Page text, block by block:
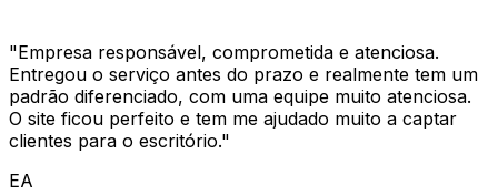
"Empresa responsável, comprometida e atenciosa.
Entregou o serviço antes do prazo e realmente tem um
padrão diferenciado, com uma equipe muito atenciosa.
O site ficou perfeito e tem me ajudado muito a captar
clientes para o escritório."
EA